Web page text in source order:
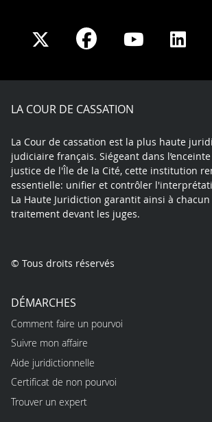
Share
X
Share
Facebook
Share
Youtube
LA COUR DE CASSATION
La Cour de cassation est la plus haute
judiciaire français. Siégeant dans
justice de l'Île de la Cité, cette institution
essentielle: unifier et contrôler
La Haute Juridiction garantit ainsi à
traitement devant les juges.
© Tous droits réservés
DÉMARCHES
Comment faire un pourvoi
Suivre mon affaire
Aide juridictionnelle
Certificat de non pourvoi
Trouver un expert